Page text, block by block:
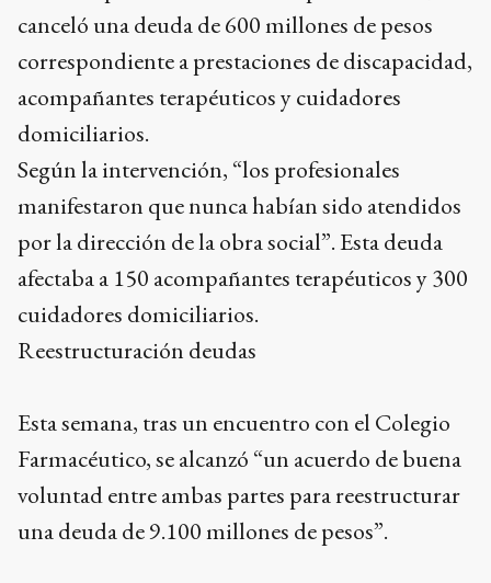
canceló una deuda de 600 millones de pesos
correspondiente a prestaciones de discapacidad,
acompañantes terapéuticos y cuidadores
domiciliarios.
Según la intervención, “los profesionales
manifestaron que nunca habían sido atendidos
por la dirección de la obra social”. Esta deuda
afectaba a 150 acompañantes terapéuticos y 300
cuidadores domiciliarios.
Reestructuración deudas
Esta semana, tras un encuentro con el Colegio
Farmacéutico, se alcanzó “un acuerdo de buena
voluntad entre ambas partes para reestructurar
una deuda de 9.100 millones de pesos”.